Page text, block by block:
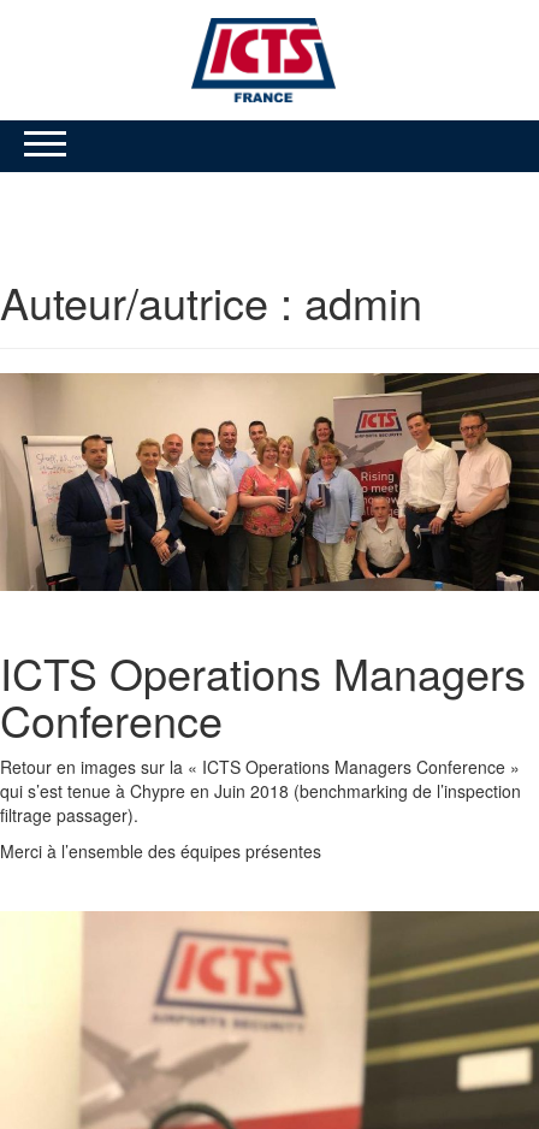
Auteur/autrice : admin
ICTS Operations Managers
Conference
Retour en images sur la « ICTS Operations Managers Conference »
qui s’est tenue à Chypre en Juin 2018 (benchmarking de l’inspection
filtrage passager).
Merci à l’ensemble des équipes présentes